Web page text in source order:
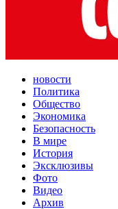
новости
Политика
Общество
Экономика
Безопасность
В мире
История
Эксклюзивы
Фото
Видео
Архив